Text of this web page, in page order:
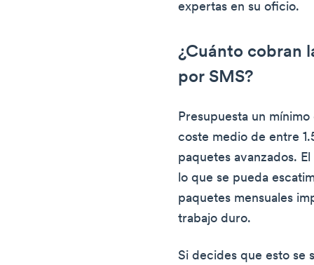
expertas en su oficio.
¿Cuánto cobran
por SMS?
Presupuesta un
coste medio de entre
paquetes avanzados.
lo que se pueda
paquetes mensuales
trabajo duro.
Si decides que esto se